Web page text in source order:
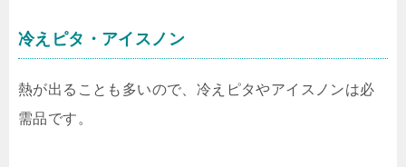
冷えピタ・アイスノン
熱が出ることも多いので、冷えピタやアイスノンは必
需品です。